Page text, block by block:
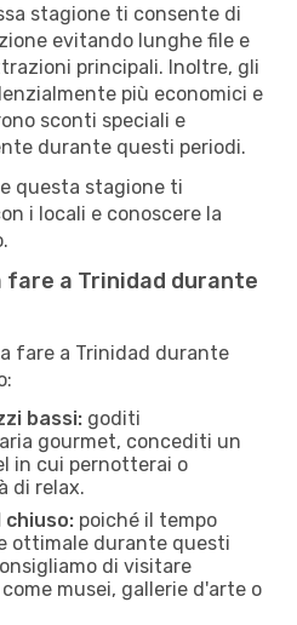
stagione ti consente di
evitando lunghe file e
principali. Inoltre, gli
più economici e
sconti speciali e
durante questi periodi.
questa stagione ti
i locali e conoscere la
a Trinidad durante
fare a Trinidad durante
bassi: goditi
gourmet, concediti un
in cui pernotterai o
di relax.
poiché il tempo
ottimale durante questi
di visitare
musei, gallerie d'arte o